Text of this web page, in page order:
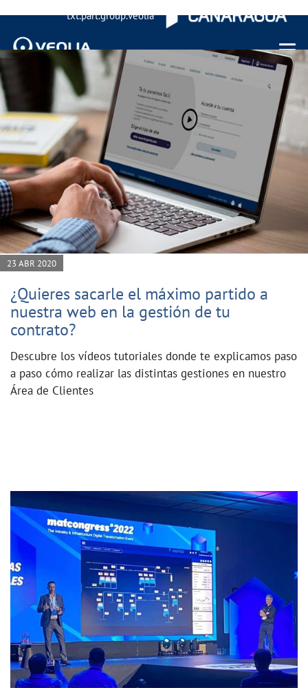
txt.part.group.veolia
Menu
23 ABR 2020
¿Quieres sacarle el máximo partido a
nuestra web en la gestión de tu
contrato?
Descubre los vídeos tutoriales donde te explicamos paso
a paso cómo realizar las distintas gestiones en nuestro
Área de Clientes